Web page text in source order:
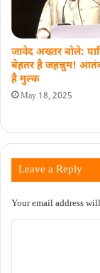
जावेद अख्तर बोले:
बेहतर है जहन्नुम!
है मुल्‍क
May 18, 2025
Leave a Reply
Your email address